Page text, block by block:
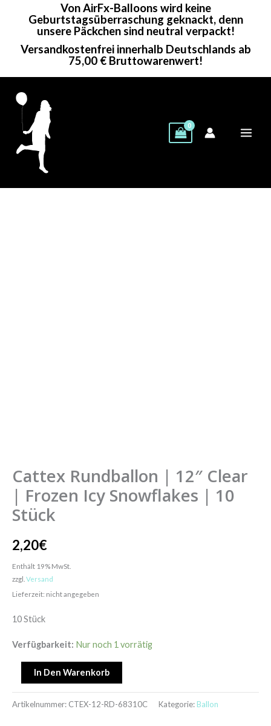
Von AirFx-Balloons wird keine
Geburtstagsüberraschung geknackt, denn
unsere Päckchen sind neutral verpackt!
Versandkostenfrei innerhalb Deutschlands ab
75,00 € Bruttowarenwert!
Cattex Rundballon | 12″ Clear
| Frozen Icy Snowflakes | 10
Stück
2,20€
Enthält 19% MwSt.
zzgl. Versand
Lieferzeit: nicht angegeben
10 Stück
Verfügbarkeit: Nur noch 1 vorrätig
In Den Warenkorb
Artikelnummer: CTEX-12-RD-68310C Kategorie: Ballon